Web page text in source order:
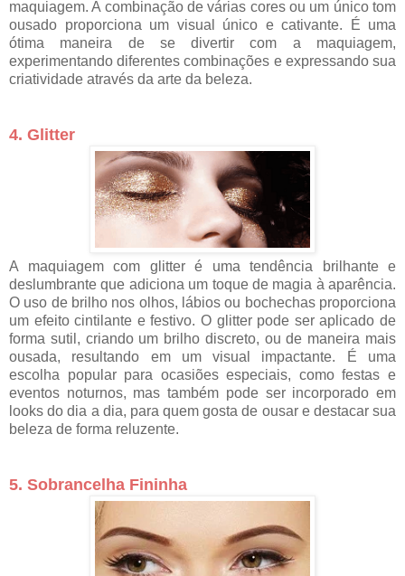
maquiagem. A combinação de várias cores ou um único tom
ousado proporciona um visual único e cativante. É uma
ótima maneira de se divertir com a maquiagem,
experimentando diferentes combinações e expressando sua
criatividade através da arte da beleza.
4. Glitter
A maquiagem com glitter é uma tendência brilhante e
deslumbrante que adiciona um toque de magia à aparência.
O uso de brilho nos olhos, lábios ou bochechas proporciona
um efeito cintilante e festivo. O glitter pode ser aplicado de
forma sutil, criando um brilho discreto, ou de maneira mais
ousada, resultando em um visual impactante. É uma
escolha popular para ocasiões especiais, como festas e
eventos noturnos, mas também pode ser incorporado em
looks do dia a dia, para quem gosta de ousar e destacar sua
beleza de forma reluzente.
5. Sobrancelha Fininha